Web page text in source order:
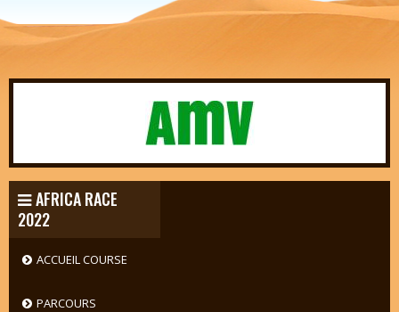
AFRICA RACE
2022
ACCUEIL COURSE
PARCOURS